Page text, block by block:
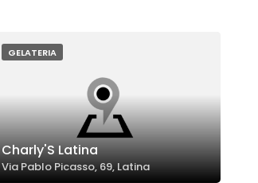
GELATERIA
Charly'S Latina
Via Pablo Picasso, 69, Latina